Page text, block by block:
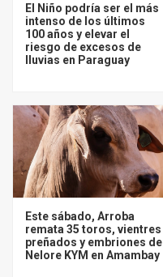
El Niño podría ser el más
intenso de los últimos
100 años y elevar el
riesgo de excesos de
lluvias en Paraguay
Este sábado, Arroba
remata 35 toros, vientres
preñados y embriones de
Nelore KYM en Amambay